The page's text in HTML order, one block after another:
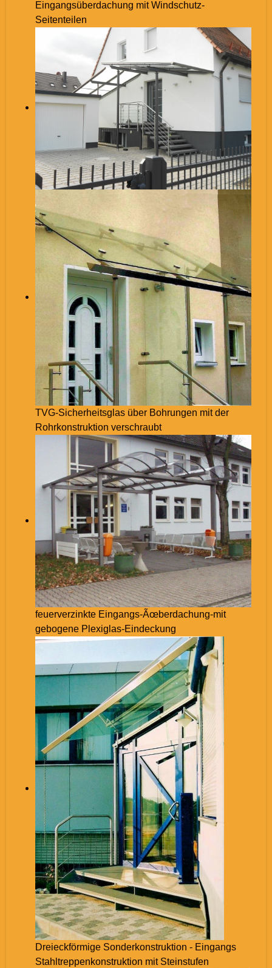
Eingangsüberdachung mit Windschutz-
Seitenteilen
TVG-Sicherheitsglas über Bohrungen mit der
Rohrkonstruktion verschraubt
feuerverzinkte Eingangs-Ãœberdachung-mit
gebogene Plexiglas-Eindeckung
Dreieckförmige Sonderkonstruktion - Eingangs
Stahltreppenkonstruktion mit Steinstufen